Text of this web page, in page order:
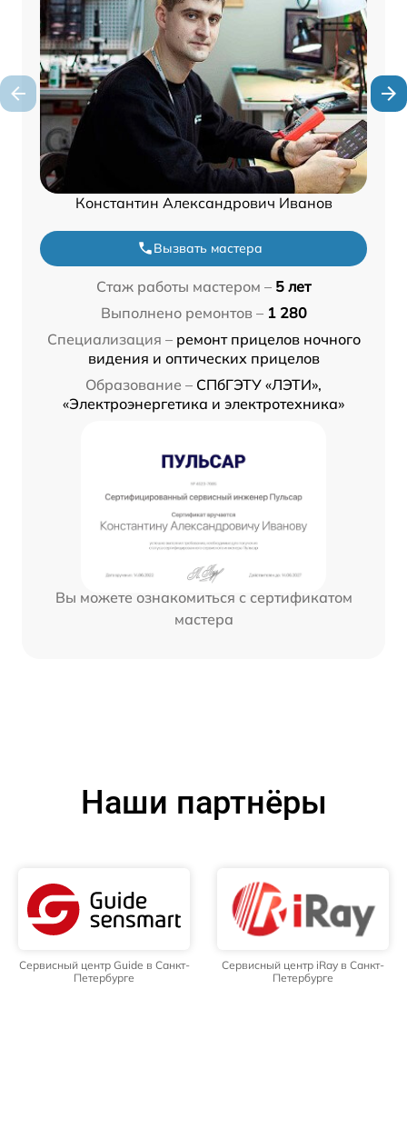
Константин Александрович Иванов
Вызвать мастера
Стаж работы мастером – 5 лет
Выполнено ремонтов – 1 280
Специализация – ремонт прицелов ночного
видения и оптических прицелов
Образование – СПбГЭТУ «ЛЭТИ»,
«Электроэнергетика и электротехника»
Вы можете ознакомиться с сертификатом
мастера
Наши партнёры
Сервисный центр Guide в Санкт-
Петербурге
Сервисный центр iRay в Санкт-
Петербурге